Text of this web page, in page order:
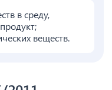
в среду,
веществ.